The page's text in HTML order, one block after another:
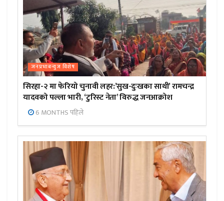
जनप्रभाबन्युज विशेष
सिरहा-२ मा फेरियो चुनावी लहर:’सुख-दुःखका साथी’ रामचन्द्र
यादवको पल्ला भारी, ‘टुरिस्ट नेता’ विरुद्ध जनआक्रोश
6 MONTHS पहिले